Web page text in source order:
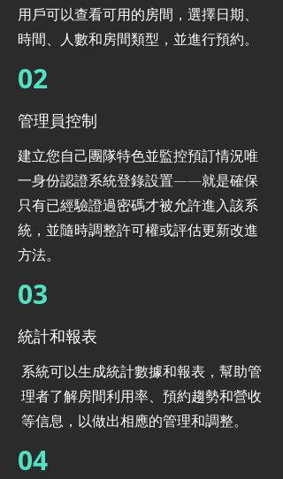
用戶可以查看可用的房間，選擇日期、
時間、人數和房間類型，並進行預約。
02
管理員控制
建立您自己團隊特色並監控預訂情況唯
一身份認證系統登錄設置——就是確保
只有已經驗證過密碼才被允許進入該系
統，並隨時調整許可權或評估更新改進
方法。
03
統計和報表
系統可以生成統計數據和報表，幫助管
理者了解房間利用率、預約趨勢和營收
等信息，以做出相應的管理和調整。
04